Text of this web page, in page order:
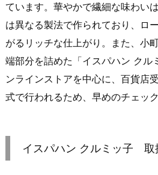
ています。華やかで繊細な味わい
は異なる製法で作られており、ロ
がるリッチな仕上がり。また、小
端部分を詰めた「イスパハン クル
ンラインストアを中心に、百貨店
式で行われるため、早めのチェッ
イスパハン クルミッ子